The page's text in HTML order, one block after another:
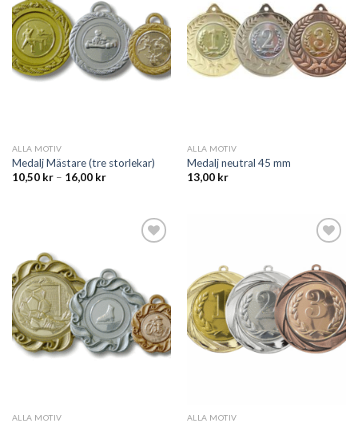
ALLA MOTIV
Medalj Mästare (tre storlekar)
10,50 kr– 16,00 kr
ALLA MOTIV
Medalj neutral 45 mm
13,00 kr
ALLA MOTIV
wishlist
ALLA MOTIV